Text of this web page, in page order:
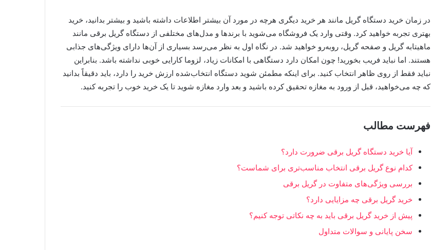
در زمان خرید دستگاه گریل مانند هر خرید دیگری هرچه در مورد آن بیشتر اطلاعات داشته باشید و بیشتر بدانید، خرید
بهتری تجربه خواهید کرد. وقتی وارد یک فروشگاه می‌شوید با برندها و مدل‌های مختلفی از دستگاه گریل برقی مانند
ماهیتابه گریل و صفحه گریل، روبه‌رو خواهید شد. در نگاه اول به نظر می‌رسد بسیاری از آن‌ها دارای ویژگی‌های جذابی
هستند. اما نباید فریب بخورید! چون امکان دارد دستگاهی با امکانات زیاد، لزوما کارایی خوبی نداشته باشد. بنابراین
نباید فقط از روی ظاهر انتخاب کنید. برای اینکه مطمئن شوید دستگاه انتخاب‌شده ارزش خرید را دارد، باید دقیقاً بدانید
که چه می‌خواهید، قبل از ورود به مغازه تحقیق کرده باشید و بعد وارد مغازه شوید تا یک خرید خوب را تجربه کنید.
فهرست مطالب
آیا خرید دستگاه گریل برقی ضرورت دارد؟
کدام نوع گریل برقی انتخاب مناسب‌تری برای شماست؟
بررسی ویژگی‌های متفاوت در گریل برقی
خرید گریل برقی چه مزایایی دارد؟
پیش از خرید گریل برقی باید به چه نکاتی توجه کنیم؟
سخن پایانی و سوالات متداول